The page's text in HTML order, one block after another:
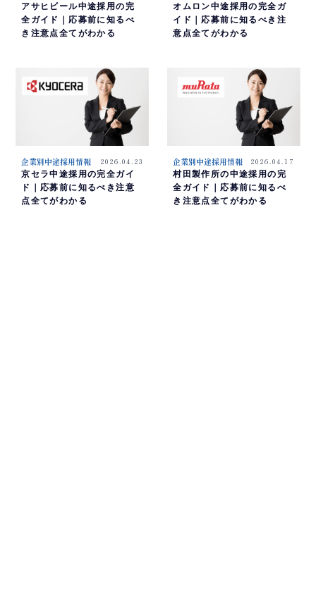
アサヒビール中途採用の完
全ガイド｜応募前に知るべ
き注意点全てがわかる
オムロン中途採用の完全ガ
イド｜応募前に知るべき注
意点全てがわかる
企業別中途採用情報 2026.04.23
京セラ中途採用の完全ガイ
ド｜応募前に知るべき注意
点全てがわかる
企業別中途採用情報 2026.04.17
村田製作所の中途採用の完
全ガイド｜応募前に知るべ
き注意点全てがわかる